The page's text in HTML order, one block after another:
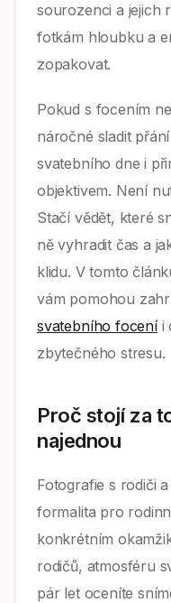
sourozenci a jejich
fotkám hloubku a
zopakovat.
Pokud s focením
náročné sladit
svatebního dne i
objektivem. Není
Stačí vědět, které
ně vyhradit čas a
klidu. V tomto
vám pomohou
svatebního foceníi
zbytečného stresu.
Proč stojí za
najednou
Fotografie s rodiči
formalita pro
konkrétním
rodičů, atmosféru
pár let oceníte